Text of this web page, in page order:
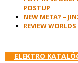
POSTUP
NEW META? –
REVIEW
ELEKTRO